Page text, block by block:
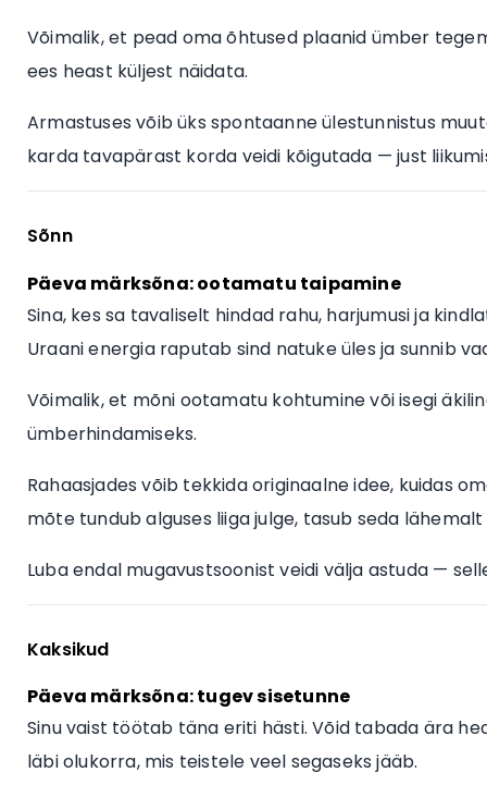
Võimalik, et pead oma õhtused plaanid ümber
ees heast küljest näidata.
Armastuses võib üks spontaanne ülestunnistus
karda tavapärast korda veidi kõigutada — just
Sõnn
Päeva märksõna: ootamatu taipamine
Sina, kes sa tavaliselt hindad rahu, harjumusi ja
Uraani energia raputab sind natuke üles ja sunnib
Võimalik, et mõni ootamatu kohtumine või isegi
ümberhindamiseks.
Rahaasjades võib tekkida originaalne idee, kuidas
mõte tundub alguses liiga julge, tasub seda lähemalt
Luba endal mugavustsoonist veidi välja astuda —
Kaksikud
Päeva märksõna: tugev sisetunne
Sinu vaist töötab täna eriti hästi. Võid tabada ära
läbi olukorra, mis teistele veel segaseks jääb.